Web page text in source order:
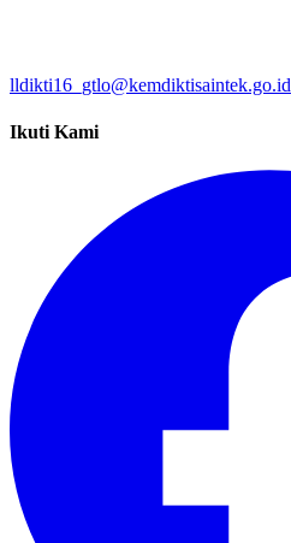
lldikti16_gtlo@kemdiktisaintek.go.id
Ikuti Kami